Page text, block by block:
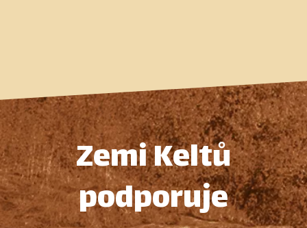
Zemi Keltů
podporuje